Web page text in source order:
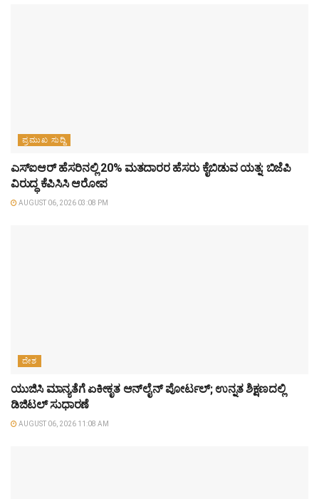
ಪ್ರಮುಖ ಸುದ್ದಿ
ಎಸ್‌ಐಆರ್‌ ಹೆಸರಿನಲ್ಲಿ 20% ಮತದಾರರ ಹೆಸರು ಕೈಬಿಡುವ ಯತ್ನ: ಬಿಜೆಪಿ
ವಿರುದ್ಧ ಕೆಪಿಸಿಸಿ ಆರೋಪ
AUGUST 06, 2026 03:08 PM
ದೇಶ
ಯುಜಿಸಿ ಮಾನ್ಯತೆಗೆ ಏಕೀಕೃತ ಆನ್‌ಲೈನ್ ಪೋರ್ಟಲ್; ಉನ್ನತ ಶಿಕ್ಷಣದಲ್ಲಿ
ಡಿಜಿಟಲ್ ಸುಧಾರಣೆ
AUGUST 06, 2026 11:08 AM